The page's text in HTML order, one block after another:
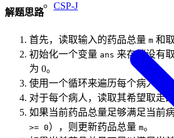
CSP-J
解题思路
首先，读取输入的药品总量 m 和
初始化一个变量 ans 来存储没有
为 0。
使用一个循环来遍历每个病人。
对于每个病人，读取其希望取走
如果当前药品总量足够满足当前
>= 0），则更新药品总量 m。